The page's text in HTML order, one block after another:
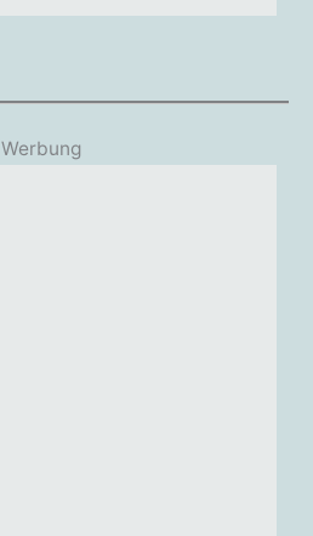
Werbung